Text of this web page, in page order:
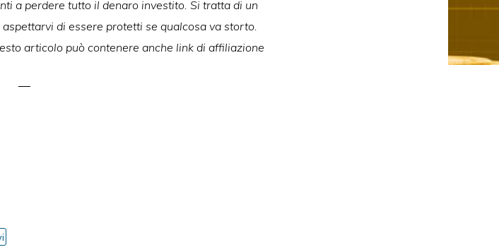
a perdere tutto il denaro investito. Si tratta di un
di essere protetti se qualcosa va storto.
articolo può contenere anche link di affiliazione